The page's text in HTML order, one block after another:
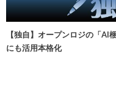
【独自】オープンロジの「AI
にも活用本格化